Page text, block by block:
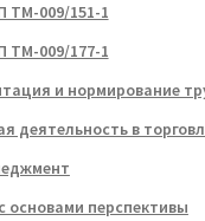
ТМ-009/151-1
ТМ-009/177-1
и нормирование
деятельность в
основами перспективы